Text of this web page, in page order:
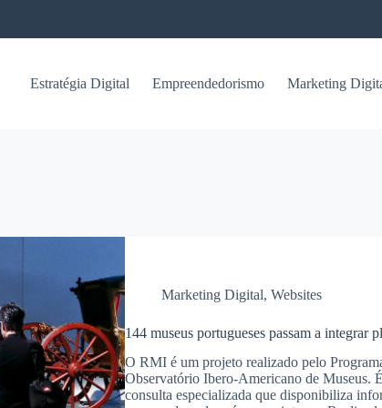
Estratégia Digital Empreendedorismo Marketing
Marketing Digital, Websites
144 museus portugueses passam a integrar
O RMI é um projeto realizado pelo
Observatório Ibero-Americano de Museus.
consulta especializada que disponibiliza